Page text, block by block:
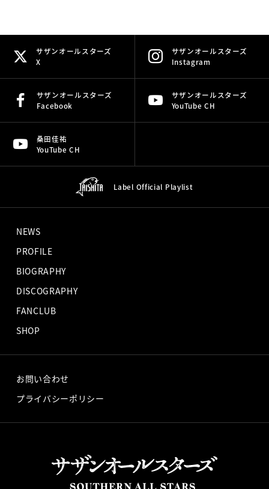
サザンオールスターズ
X
サザンオールスターズ
Instagram
サザンオールスターズ
Facebook
サザンオールスターズ
YouTube CH
桑田佳祐
YouTube CH
Label Official Playlist
NEWS
PROFILE
BIOGRAPHY
DISCOGRAPHY
FANCLUB
SHOP
お問い合わせ
プライバシーポリシー